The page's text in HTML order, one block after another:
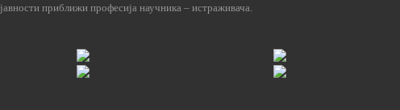
јавности приближи професија научника – истраживача.